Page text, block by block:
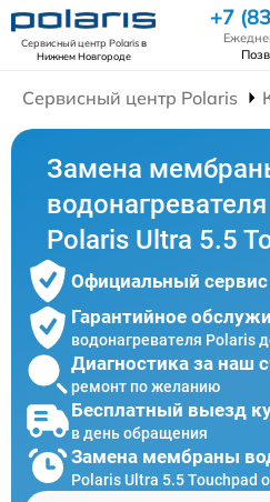
Сервисный центр Polarisв
Нижнем Новгороде
+7
Сервисный центр Polaris
Замена
водонагревателя
Polaris Ultra 5.5
Официальный сервис
Гарантийное
водонагревателя Polaris
Диагностика за наш
ремонт по желанию
Бесплатный выезд
в день обращения
Замена мембраны
Polaris Ultra 5.5 Touchpad